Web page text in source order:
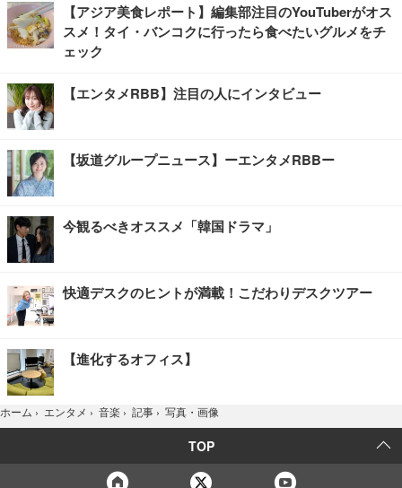
【アジア美食レポート】編集部注目のYouTuberがオス
スメ！タイ・バンコクに行ったら食べたいグルメをチ
ェック
【エンタメRBB】注目の人にインタビュー
【坂道グループニュース】ーエンタメRBBー
今観るべきオススメ「韓国ドラマ」
快適デスクのヒントが満載！こだわりデスクツアー
【進化するオフィス】
ホーム › エンタメ › 音楽 › 記事 › 写真・画像
TOP